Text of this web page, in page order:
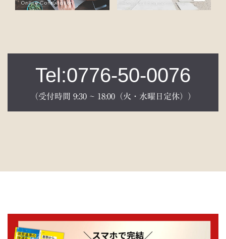
Tel:0776-50-0076
（受付時間 9:30 ~ 18:00（火・水曜日定休））